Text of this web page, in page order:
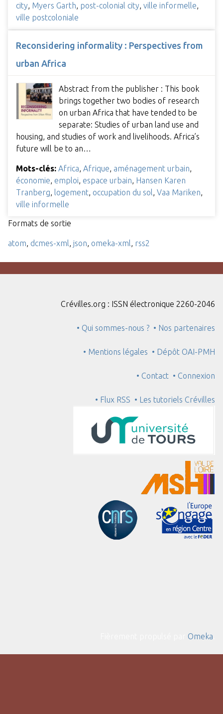
city Myers Garth post-colonial city ville informelle
ville postcoloniale
Reconsidering informality : Perspectives from
urban Africa
Abstract from the publisher : This book
brings together two bodies of research
on urban Africa that have tended to be
separate: Studies of urban land use and
housing, and studies of work and livelihoods. Africa’s
future will be to an…
Mots-clés: Africa, Afrique, aménagement urbain,
économie, emploi, espace urbain, Hansen Karen
Tranberg, logement, occupation du sol, Vaa Mariken,
ville informelle
Formats de sortie
atom, dcmes-xml, json, omeka-xml, rss2
Crévilles.org : ISSN électronique 2260-2046
• Qui sommes-nous ? • Nos partenaires
• Mentions légales • Dépôt OAI-PMH
• Contact • Connexion
• Flux RSS • Les tutoriels Crévilles
Omeka